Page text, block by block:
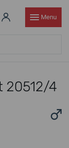
Menu
20512/4